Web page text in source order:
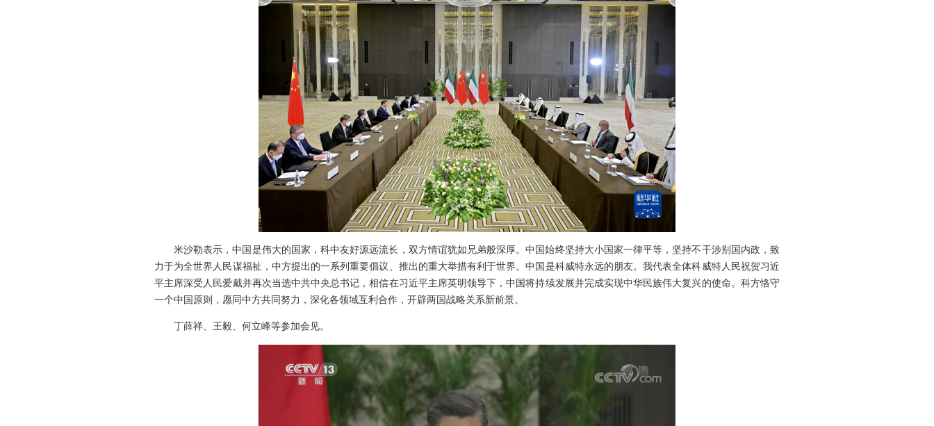
米沙勒表示，中国是伟大的国家，科中友好源远流长，双方情谊犹如兄弟般深厚。中国始终坚持大小国家一律平等，坚持不干涉别国内政，致
力于为全世界人民谋福祉，中方提出的一系列重要倡议、推出的重大举措有利于世界。中国是科威特永远的朋友。我代表全体科威特人民祝贺习近
平主席深受人民爱戴并再次当选中共中央总书记，相信在习近平主席英明领导下，中国将持续发展并完成实现中华民族伟大复兴的使命。科方恪守
一个中国原则，愿同中方共同努力，深化各领域互利合作，开辟两国战略关系新前景。
丁薛祥、王毅、何立峰等参加会见。